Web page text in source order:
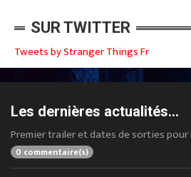
SUR TWITTER
Tweets by Stranger Things Fr
Les dernières actualités...
Premier trailer et dates de sorties pour
0 commentaire(s)